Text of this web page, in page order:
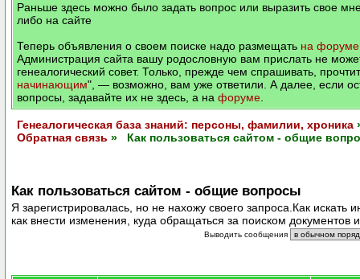
Раньше здесь можно было задать вопрос или выразить свое
либо на сайте
Теперь объявления о своем поиске надо размещать на форуме
Администрация сайта вашу родословную вам прислать не
генеалогический совет. Только, прежде чем спрашивать,
начинающим", — возможно, вам уже ответили. А далее, если
вопросы, задавайте их не здесь, а на форуме
Генеалогическая база знаний: персоны, фамилии, хроника
Обратная связь » Как пользоваться сайтом - общие
Как пользоваться сайтом - общие вопросы
Я зарегистрировалась, но не нахожу своего запроса.Как
как внести изменения, куда обращаться за поиском документов
Выводить сообщения